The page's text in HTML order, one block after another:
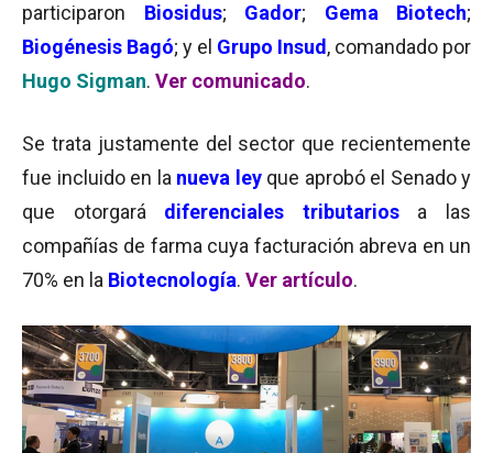
participaron Biosidus; Gador; Gema Biotech;
Biogénesis Bagó; y el Grupo Insud , comandado por
Hugo Sigman. Ver comunicado.
Se trata justamente del sector que recientemente
fue incluido en la nueva ley que aprobó el Senado y
que otorgará diferenciales tributariosa las
compañías de farma cuya facturación abreva en un
70% en la Biotecnología. Ver artículo.